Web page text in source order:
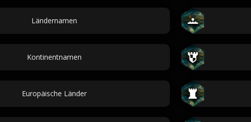
Ländernamen
Kontinentnamen
Europäische Länder